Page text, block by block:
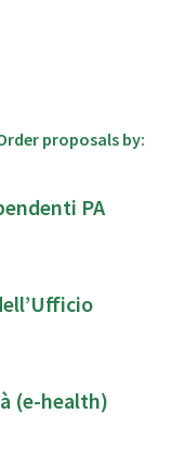
proposals by:
PA
(e-health)